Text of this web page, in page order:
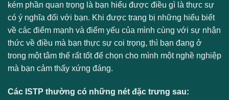
kém phần quan trọng là bạn hiểu được điều gì là thực sự
có ý nghĩa đối với bạn. Khi được trang bị những hiểu biết
về các điểm mạnh và điểm yếu của mình cùng với sự nhận
thức về điều mà bạn thực sự coi trọng, thì bạn đang ở
trong một tâm thế rất tốt để chọn cho mình một nghề nghiệp
mà bạn cảm thấy xứng đáng.
Các ISTP thường có những nét đặc trưng sau: